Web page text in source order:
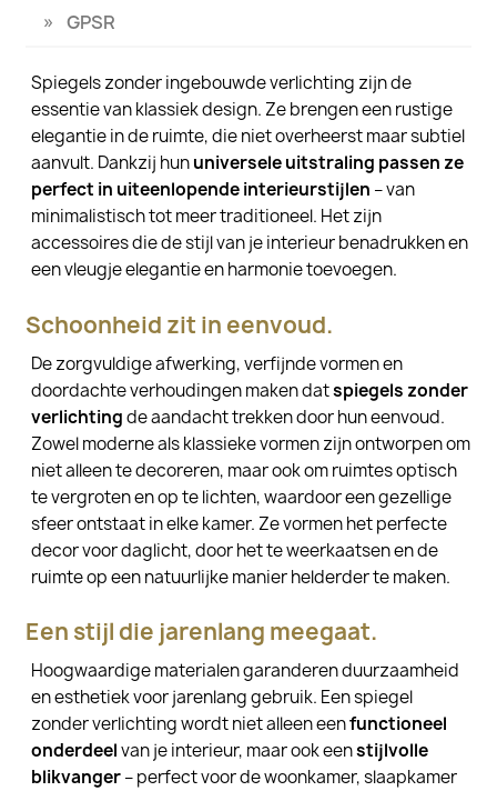
GPSR
Spiegels zonder ingebouwde verlichting zijn de
essentie van klassiek design. Ze brengen een rustige
elegantie in de ruimte, die niet overheerst maar subtiel
aanvult. Dankzij hununiversele uitstraling passen ze
perfect in uiteenlopende interieurstijlen – van
minimalistisch tot meer traditioneel. Het zijn
accessoires die de stijl van je interieur benadrukken en
een vleugje elegantie en harmonie toevoegen.
Schoonheid zit in eenvoud.
De zorgvuldige afwerking, verfijnde vormen en
doordachte verhoudingen maken datspiegels zonder
verlichtingde aandacht trekken door hun eenvoud.
Zowel moderne als klassieke vormen zijn ontworpen om
niet alleen te decoreren, maar ook om ruimtes optisch
te vergroten en op te lichten, waardoor een gezellige
sfeer ontstaat in elke kamer. Ze vormen het perfecte
decor voor daglicht, door het te weerkaatsen en de
ruimte op een natuurlijke manier helderder te maken.
Een stijl die jarenlang meegaat.
Hoogwaardige materialen garanderen duurzaamheid
en esthetiek voor jarenlang gebruik. Een spiegel
zonder verlichting wordt niet alleen eenfunctioneel
onderdeelvan je interieur, maar ook eenstijlvolle
blikvanger– perfect voor de woonkamer, slaapkamer